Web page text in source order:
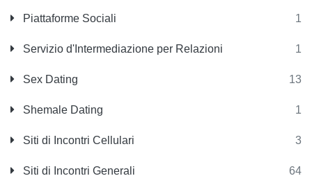
Piattaforme Sociali 1
Servizio d'Intermediazione per Relazioni 1
Sex Dating 13
Shemale Dating 1
Siti di Incontri Cellulari 3
Siti di Incontri Generali 64